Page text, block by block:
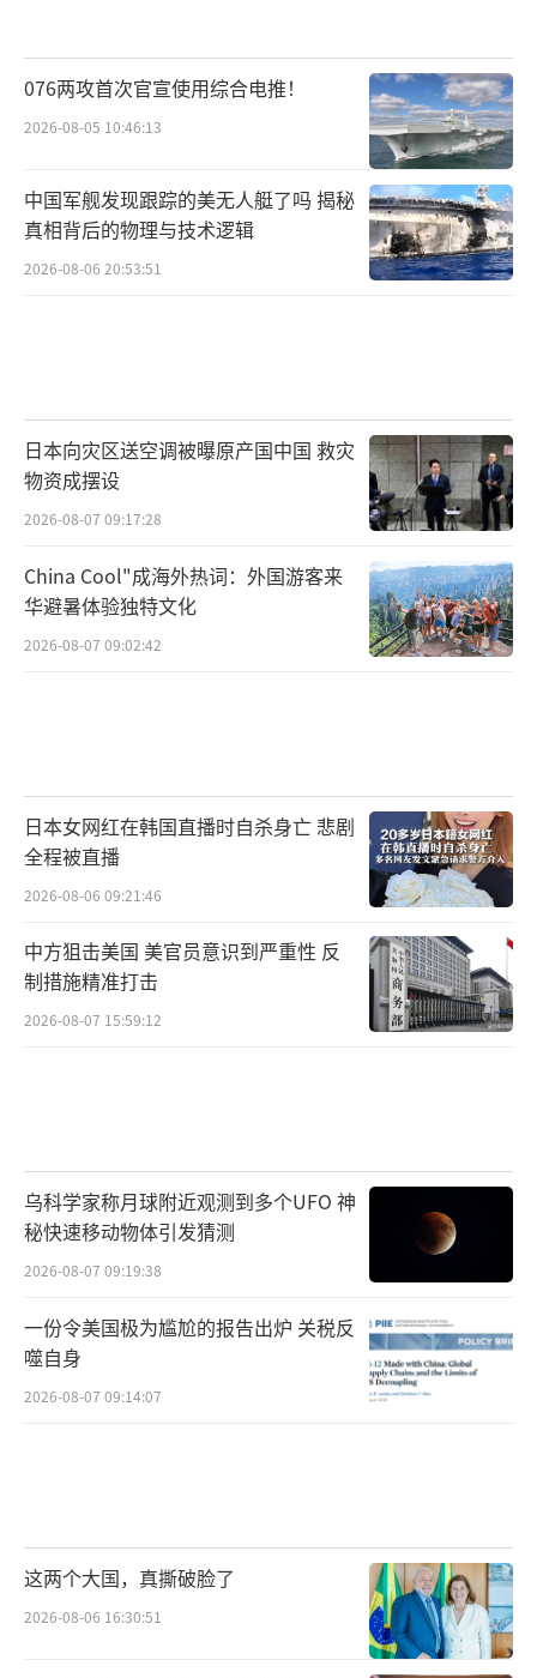
076两攻首次官宣使用综合电推！
2026-08-05 10:46:13
中国军舰发现跟踪的美无人艇了吗 揭秘
真相背后的物理与技术逻辑
2026-08-06 20:53:51
日本向灾区送空调被曝原产国中国 救灾
物资成摆设
2026-08-07 09:17:28
China Cool"成海外热词：外国游客来
华避暑体验独特文化
2026-08-07 09:02:42
日本女网红在韩国直播时自杀身亡 悲剧
全程被直播
2026-08-06 09:21:46
中方狙击美国 美官员意识到严重性 反
制措施精准打击
2026-08-07 15:59:12
乌科学家称月球附近观测到多个UFO 神
秘快速移动物体引发猜测
2026-08-07 09:19:38
一份令美国极为尴尬的报告出炉 关税反
噬自身
2026-08-07 09:14:07
这两个大国，真撕破脸了
2026-08-06 16:30:51